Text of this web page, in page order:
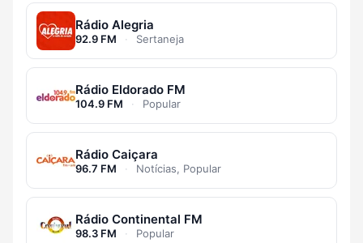
Rádio Alegria
92.9 FM · Sertaneja
Rádio Eldorado FM
104.9 FM · Popular
Rádio Caiçara
96.7 FM · Notícias, Popular
Rádio Continental FM
98.3 FM · Popular